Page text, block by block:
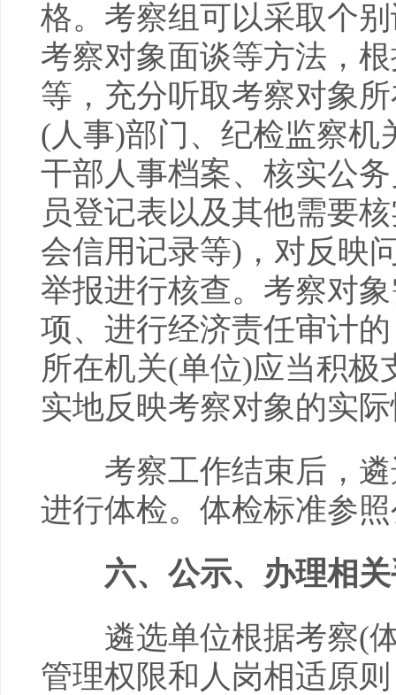
格。考察组可以采取个
考察对象面谈等方法，
等，充分听取考察对象
(人事)部门、纪检监察机
干部人事档案、核实公
员登记表以及其他需要
会信用记录等)，对反映
举报进行核查。考察对
项、进行经济责任审计
所在机关(单位)应当积
实地反映考察对象的实
考察工作结束后，遴
进行体检。体检标准参
六、公示、办理相
遴选单位根据考察(体
管理权限和人岗相适原